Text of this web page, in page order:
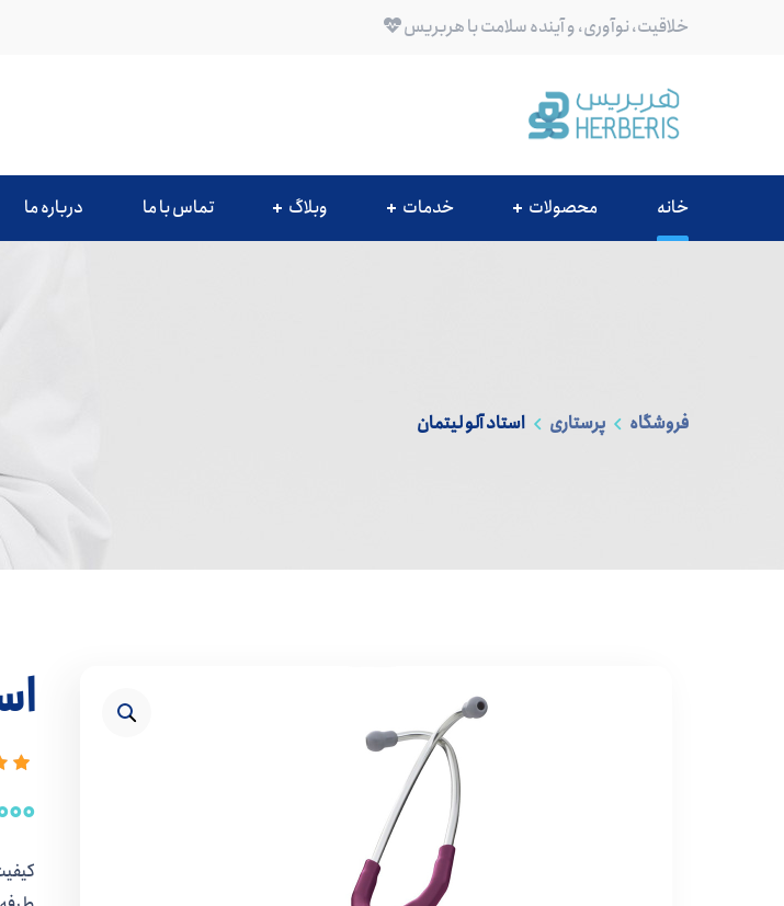
خلاقیت، نوآوری، و آینده سلامت با هربریس
خانه محصولات خدمات وبلاگ تماس با ما درباره ما
فروشگاه پرستاری استاد آلو لیتمان